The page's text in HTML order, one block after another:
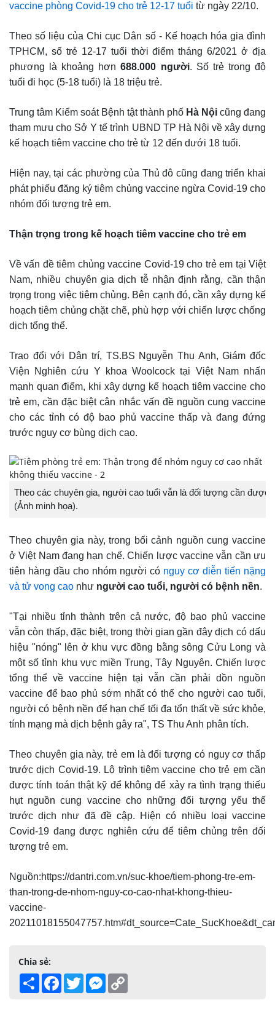
vaccine phòng Covid-19 cho trẻ 12-17 tuổi từ ngày 22/10.
Theo số liệu của Chi cục Dân số - Kế hoạch hóa gia đình
TPHCM, số trẻ 12-17 tuổi thời điểm tháng 6/2021 ở địa
phương là khoảng hơn688.000 người. Số trẻ trong độ
tuổi đi học (5-18 tuổi) là 18 triệu trẻ.
Trung tâm Kiểm soát Bệnh tật thành phố Hà Nội cũng đang
tham mưu cho Sở Y tế trình UBND TP Hà Nội về xây dựng
kế hoạch tiêm vaccine cho trẻ từ 12 đến dưới 18 tuổi.
Hiện nay, tại các phường của Thủ đô cũng đang triển khai
phát phiếu đăng ký tiêm chủng vaccine ngừa Covid-19 cho
nhóm đối tượng trẻ em.
Thận trọng trong kế hoạch tiêm vaccine cho trẻ em
Về vấn đề tiêm chủng vaccine Covid-19 cho trẻ em tại Việt
Nam, nhiều chuyên gia dịch tễ nhận định rằng, cần thận
trọng trong việc tiêm chủng. Bên cạnh đó, cần xây dựng kế
hoạch tiêm chủng chặt chẽ, phù hợp với chiến lược chống
dịch tổng thể.
Trao đổi với Dân trí, TS.BS Nguyễn Thu Anh, Giám đốc
Viện Nghiên cứu Y khoa Woolcock tại Việt Nam nhấn
mạnh quan điểm, khi xây dựng kế hoạch tiêm vaccine cho
trẻ em, cần đặc biệt cân nhắc vấn đề nguồn cung vaccine
cho các tỉnh có độ bao phủ vaccine thấp và đang đứng
trước nguy cơ bùng dịch cao.
Theo các chuyên gia, người cao tuổi vẫn là đối tượng cần được
(Ảnh minh họa).
Theo chuyên gia này, trong bối cảnh nguồn cung vaccine
ở Việt Nam đang hạn chế. Chiến lược vaccine vẫn cần ưu
tiên hàng đầu cho nhóm người có nguy cơ diễn tiến nặng
và tử vong cao như người cao tuổi, người có bệnh nền.
"Tại nhiều tỉnh thành trên cả nước, độ bao phủ vaccine
vẫn còn thấp, đặc biệt, trong thời gian gần đây dịch có dấu
hiệu "nóng" lên ở khu vực đồng bằng sông Cửu Long và
một số tỉnh khu vực miền Trung, Tây Nguyên. Chiến lược
tổng thể về vaccine hiện tại vẫn cần phải dồn nguồn
vaccine để bao phủ sớm nhất có thể cho người cao tuổi,
người có bệnh nền để hạn chế tối đa tổn thất về sức khỏe,
tính mạng mà dịch bệnh gây ra", TS Thu Anh phân tích.
Theo chuyên gia này, trẻ em là đối tượng có nguy cơ thấp
trước dịch Covid-19. Lộ trình tiêm vaccine cho trẻ em cần
được tính toán thật kỹ để không để xảy ra tình trạng thiếu
hụt nguồn cung vaccine cho những đối tượng yếu thế
trước dịch như đã đề cập. Hiện có nhiều loại vaccine
Covid-19 đang được nghiên cứu để tiêm chủng trên đối
tượng trẻ em.
Nguồn:https://dantri.com.vn/suc-khoe/tiem-phong-tre-em-
than-trong-de-nhom-nguy-co-cao-nhat-khong-thieu-
vaccine-
Chia sẻ:
Share Facebook
TwitterMessenger